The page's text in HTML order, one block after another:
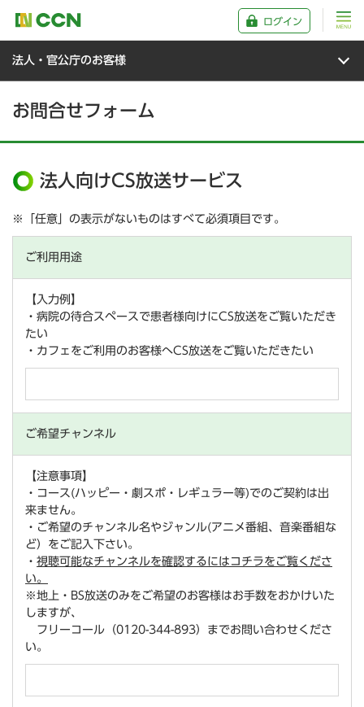
ログイン
法人・官公庁のお客様
お問合せフォーム
法人向けCS放送サービス
※「任意」の表示がないものはすべて必須項目です。
ご利用用途
【入力例】
・病院の待合スペースで患者様向けにCS放送をご覧いただき
たい
・カフェをご利用のお客様へCS放送をご覧いただきたい
ご希望チャンネル
【注意事項】
・コース(ハッピー・劇スポ・レギュラー等)でのご契約は出
来ません。
・ご希望のチャンネル名やジャンル(アニメ番組、音楽番組な
ど）をご記入下さい。
・ 視聴可能なチャンネルを確認するにはコチラをご覧くださ
い。
※地上・BS放送のみをご希望のお客様はお手数をおかけいた
しますが、
フリーコール（0120-344-893）までお問い合わせくださ
い。